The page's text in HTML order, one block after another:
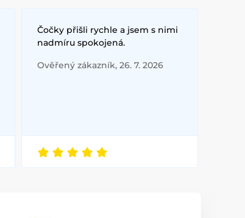
Čočky přišli rychle a jsem s nimi
nadmíru spokojená.
Ověřený zákazník, 26. 7. 2026